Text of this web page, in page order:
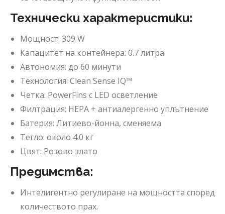
Технически характеристики:
Мощност: 309 W
Капацитет на контейнера: 0.7 литра
Автономия: до 60 минути
Технология: Clean Sense IQ™
Четка: PowerFins с LED осветление
Филтрация: HEPA + антиалергенно уплътнение
Батерия: Литиево-йонна, сменяема
Тегло: около 4.0 кг
Цвят: Розово злато
Предимства:
Интелигентно регулиране на мощността според
количеството прах.